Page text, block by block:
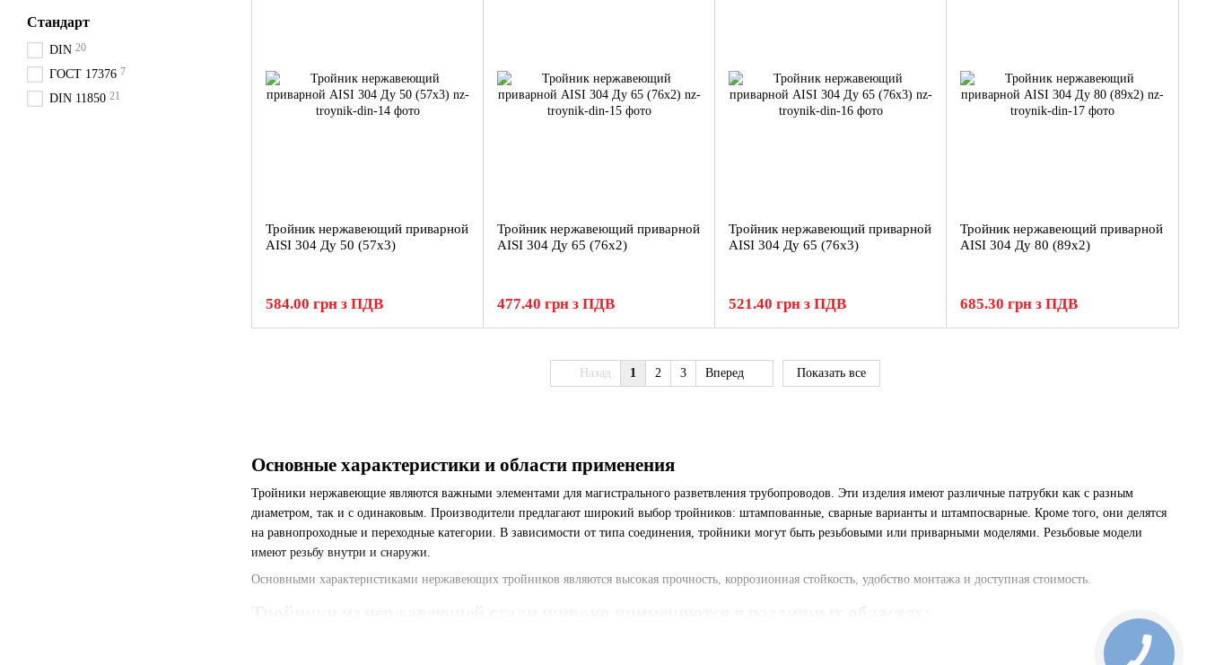
Основные характеристики и области применения
Тройники нержавеющие являются важными элементами для магистрального разветвления трубопроводов. Эти изделия имеют различные патрубки как с разным
диаметром, так и с одинаковым. Производители предлагают широкий выбор тройников: штампованные, сварные варианты и штампосварные. Кроме того, они делятся
на равнопроходные и переходные категории. В зависимости от типа соединения, тройники могут быть резьбовыми или приварными моделями. Резьбовые модели
имеют резьбу внутри и снаружи.
Основными характеристиками нержавеющих тройников являются высокая прочность, коррозионная стойкость, удобство монтажа и доступная стоимость.
Тройник нержавеющий приварной
AISI 304 Ду 50 (57x3)
584.00 грн з ПДВ
Тройник нержавеющий приварной
AISI 304 Ду 65 (76х2)
477.40 грн з ПДВ
Тройник нержавеющий приварной
AISI 304 Ду 65 (76x3)
521.40 грн з ПДВ
Тройник нержавеющий приварной
AISI 304 Ду 80 (89x2)
685.30 грн з ПДВ
Назад 1 2 3 Вперед Показать все
Стандарт
DIN 20
ГОСТ 17376 7
DIN 11850 21